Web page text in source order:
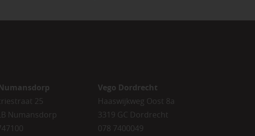
25
Numansdorp
Vego Dordrecht
Haaswijkweg Oost 8a
3319 GC Dordrecht
078 7400049